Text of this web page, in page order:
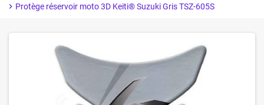
chevron_right Protège réservoir moto 3D Keiti® Suzuki Gris TSZ-605S